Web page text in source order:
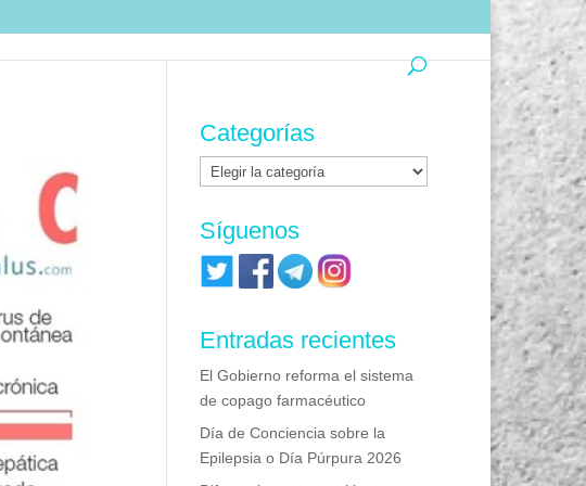
Categorías
Categorías
Síguenos
Entradas recientes
El Gobierno reforma el sistema
de copago farmacéutico
Día de Conciencia sobre la
Epilepsia o Día Púrpura 2026